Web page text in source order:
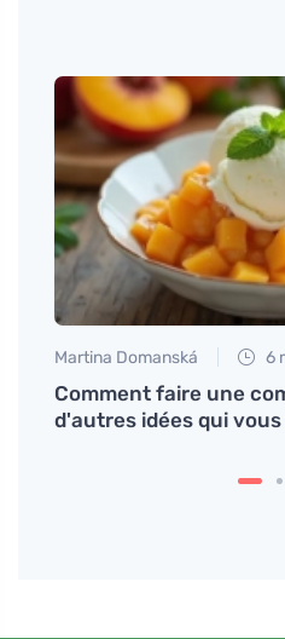
Martina Domanská 6
Comment faire une
d'autres idées qui